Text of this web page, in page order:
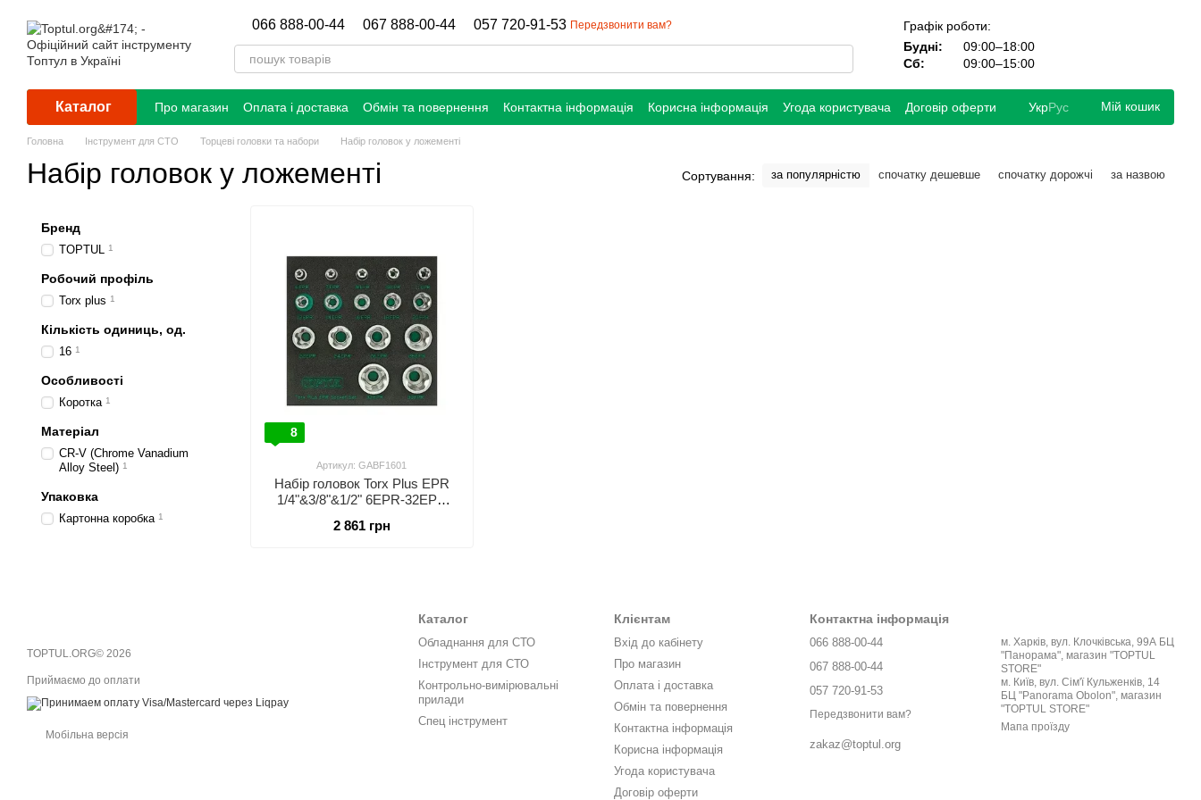
066 888-00-44 067 888-00-44 057 720-91-53 Передзвонити вам?
Графік роботи:
Будні:
09:00–18:00
Сб:
09:00–15:00
Каталог Про магазин Оплата і доставка Обмін та повернення Контактна інформація Корисна інформація Угода користувача Договір оферти УкрРус Мій кошик
Головна Інструмент для СТО Торцеві головки та набори Набір головок у ложементі
Набір головок у ложементі Сортування: за популярністю спочатку дешевше спочатку дорожчі за назвою
8
Артикул: GABF1601
Набір головок Torx Plus EPR
1/4"&3/8"&1/2" 6EPR-32EPR
2 861 грн
Бренд
TOPTUL 1
Робочий профіль
Torx plus 1
Кількість одиниць, од.
16 1
Особливості
Коротка 1
Матеріал
CR-V (Chrome Vanadium
Alloy Steel) 1
Упаковка
Картонна коробка 1
TOPTUL.ORG© 2026
Приймаємо до оплати
Мобільна версія
Каталог
Обладнання для СТО
Інструмент для СТО
Контрольно-вимірювальні
прилади
Спец інструмент
Клієнтам
Вхід до кабінету
Про магазин
Оплата і доставка
Обмін та повернення
Контактна інформація
Корисна інформація
Угода користувача
Договір оферти
Контактна інформація
066 888-00-44
067 888-00-44
057 720-91-53
Передзвонити вам?
zakaz@toptul.org
м. Харків, вул. Клочківська, 99А БЦ
"Панорама", магазин "TOPTUL
STORE"
м. Київ, вул. Сім'ї Кульженків, 14
БЦ "Panorama Obolon", магазин
"TOPTUL STORE"
Мапа проїзду